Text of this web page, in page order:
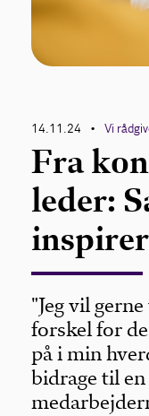
14.11.24 • Vi
Fra
leder:
"Jeg vil
forskel for
på i min
bidrage til